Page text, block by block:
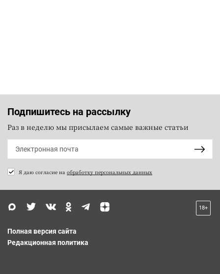
Подпишитесь на рассылку
Раз в неделю мы присылаем самые важные статьи
Я даю согласие на обработку персональных данных
18+
Полная версия сайта
Редакционная политика